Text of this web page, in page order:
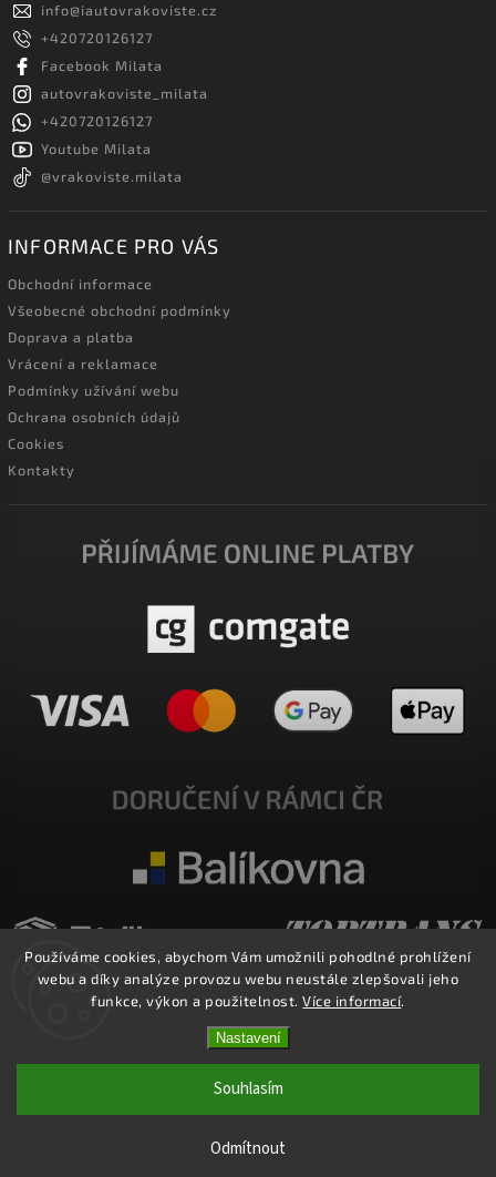
Používáme cookies, abychom Vám umožnili pohodlné prohlížení
webu a díky analýze provozu webu neustále zlepšovali jeho
funkce, výkon a použitelnost.Více informací.
Nastavení
Odmítnout
Souhlasím
info@iautovrakoviste.cz
+420720126127
Facebook Milata
autovrakoviste_milata
+420720126127
Youtube Milata
@vrakoviste.milata
INFORMACE PRO VÁS
Obchodní informace
Všeobecné obchodní podmínky
Doprava a platba
Vrácení a reklamace
Podmínky užívání webu
Ochrana osobních údajů
Cookies
Kontakty
E-SHOP MILATA. Všechna práva vyhrazena.
Upravit nastavení cookies